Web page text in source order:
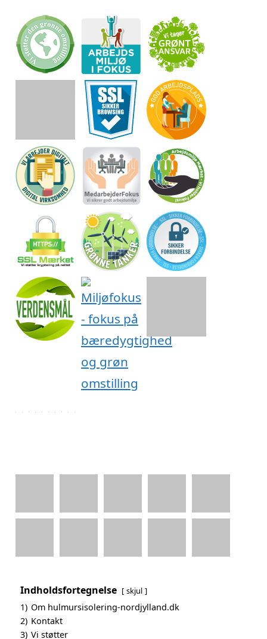
Indholdsfortegnelse skjul
1) Om hulmursisolering-nordjylland.dk
2) Kontakt
3) Vi støtter